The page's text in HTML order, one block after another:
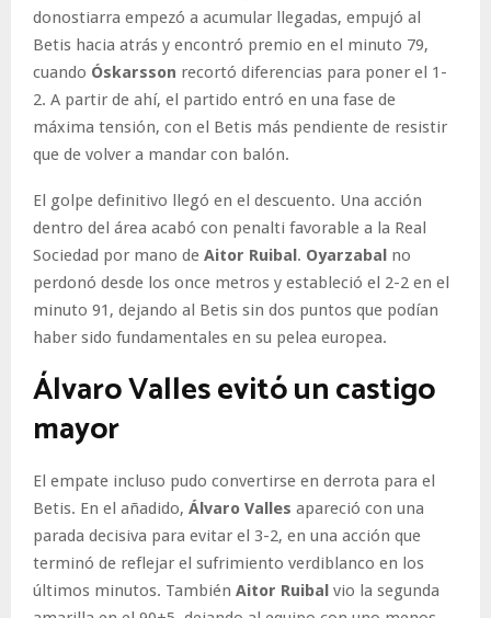
donostiarra empezó a acumular llegadas, empujó al
Betis hacia atrás y encontró premio en el minuto 79,
cuando Óskarsson recortó diferencias para poner el 1-
2. A partir de ahí, el partido entró en una fase de
máxima tensión, con el Betis más pendiente de resistir
que de volver a mandar con balón.
El golpe definitivo llegó en el descuento. Una acción
dentro del área acabó con penalti favorable a la Real
Sociedad por mano de Aitor Ruibal . Oyarzabal no
perdonó desde los once metros y estableció el 2-2 en el
minuto 91, dejando al Betis sin dos puntos que podían
haber sido fundamentales en su pelea europea.
Álvaro Valles evitó un castigo
mayor
El empate incluso pudo convertirse en derrota para el
Betis. En el añadido, Álvaro Valles apareció con una
parada decisiva para evitar el 3-2, en una acción que
terminó de reflejar el sufrimiento verdiblanco en los
últimos minutos. También Aitor Ruibal vio la segunda